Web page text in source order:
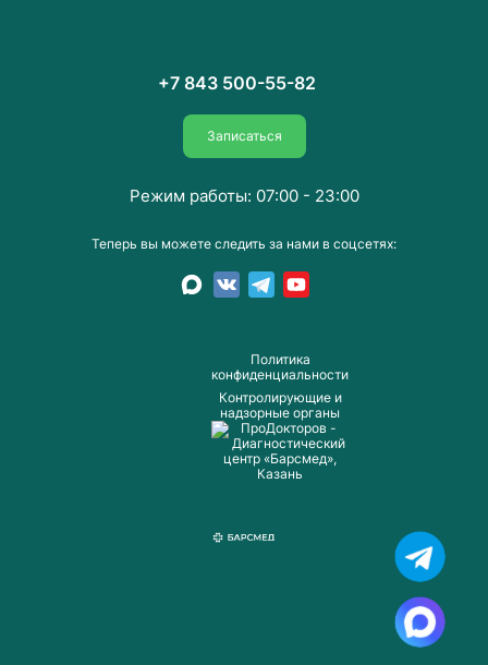
Пoлитика
конфиденциальности
Контролирующие и
надзорные органы
+7 843 500-55-82
Записаться
Теперь вы можете следить за нами в соцсетях:
Режим работы: 07:00 - 23:00